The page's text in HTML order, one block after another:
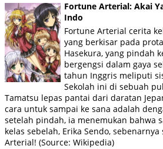
Fortune Arterial: Akai
Indo
Fortune Arterial cerita
yang berkisar pada
Hasekura, yang pindah
bergengsi dalam gaya
tahun Inggris meliputi
Sekolah ini di sebuah
Tamatsu lepas pantai dari daratan
cara untuk sampai ke sana adalah
setelah pindah, ia menemukan bahwa
kelas sebelah, Erika Sendo,
Arterial! (Source: Wikipedia)